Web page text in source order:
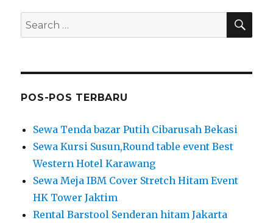
Search
for:
POS-POS TERBARU
Sewa Tenda bazar Putih Cibarusah Bekasi
Sewa Kursi Susun,Round table event Best
Western Hotel Karawang
Sewa Meja IBM Cover Stretch Hitam Event
HK Tower Jaktim
Rental Barstool Senderan hitam Jakarta